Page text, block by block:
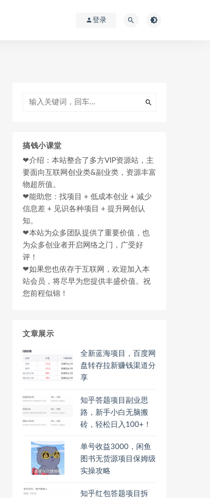
登录
搞钱小课堂
❤介绍：本站整合了多方VIP资源站，主
要面向互联网创业类&副业类，资源丰富
物超所值。
❤能助您：找项目 + 低成本创业 + 减少
信息差 + 见识各种项目 + 提升网创认
知。
❤本站为众多团队提供了重要价值，也
为众多创业者开启网络之门，广受好
评！
❤如果您也依存于互联网，欢迎加入本
站会员，将尽早为您提供丰盛价值。祝
您前程似锦！
文章展示
全新蓝海项目，百度网
盘转存拉新赚钱渠道分
享
知乎答题项目副业思
路，新手小白无脑搬
砖，轻松日入100+！
单号收益3000，闲鱼
图书无货源项目保姆级
实操攻略
知乎红包答题项目拆